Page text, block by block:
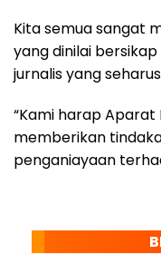
Kita semua sangat
yang dinilai
jurnalis yang
“Kami harap Aparat
memberikan
penganiayaan